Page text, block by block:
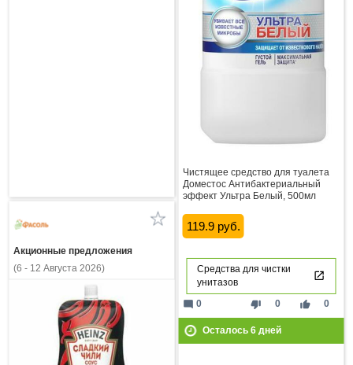
Чистящее средство для туалета
Доместос Антибактериальный
эффект Ультра Белый, 500мл
119.9 руб.
Средства для чистки
унитазов
thumb_down 0 thumb_up 0
mode_comment 0
Осталось 6дней
Акционные предложения
(6 - 12 Августа 2026)